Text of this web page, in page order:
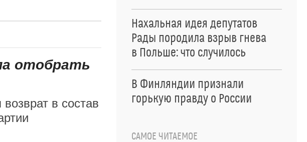
отобрать
в состав
Нахальная идея депутатов
Рады породила взрыв гнева
в Польше: что случилось
В Финляндии признали
горькую правду о России
САМОЕ ЧИТАЕМОЕ